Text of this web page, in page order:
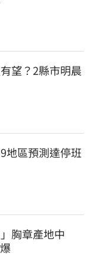
望？2縣市明晨
地區預測達停班
胸章產地中